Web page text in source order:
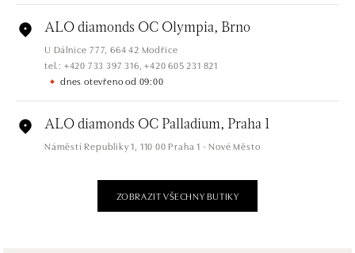
ALO diamonds OC Olympia, Brno
U Dálnice 777, 664 42 Modřice
tel.: +420 733 397 316, +420 605 231 821
dnes otevřeno od 09:00
ALO diamonds OC Palladium, Praha 1
Náměstí Republiky 1, 110 00 Praha 1 - Nové Město
dnes otevřeno od 09:00
ZOBRAZIT VŠECHNY BUTIKY